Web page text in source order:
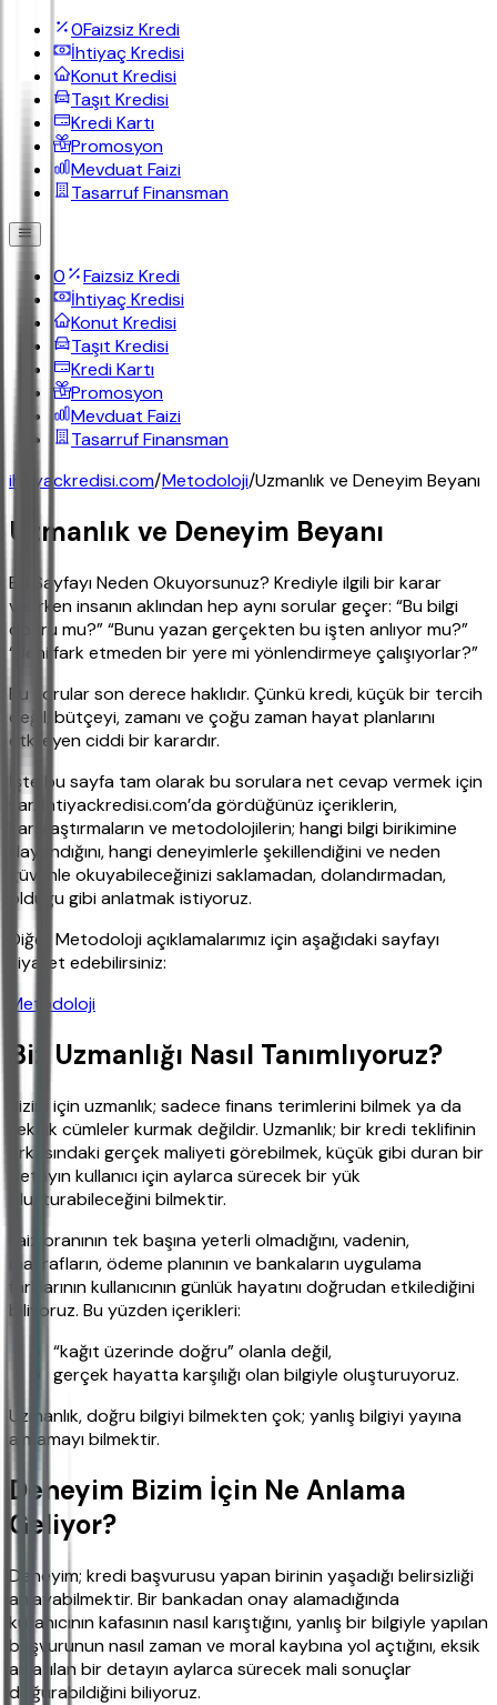
0Faizsiz Kredi
İhtiyaç Kredisi
Konut Kredisi
Taşıt Kredisi
Kredi Kartı
Promosyon
Mevduat Faizi
Tasarruf Finansman
0
Faizsiz Kredi
İhtiyaç Kredisi
Konut Kredisi
Taşıt Kredisi
Kredi Kartı
Promosyon
Mevduat Faizi
Tasarruf Finansman
ihtiyackredisi.com/Metodoloji/Uzmanlık ve Deneyim Beyanı
Uzmanlık ve Deneyim Beyanı
Bu Sayfayı Neden Okuyorsunuz? Krediyle ilgili bir karar
verirken insanın aklından hep aynı sorular geçer: “Bu bilgi
doğru mu?” “Bunu yazan gerçekten bu işten anlıyor mu?”
“Beni fark etmeden bir yere mi yönlendirmeye çalışıyorlar?”
Bu sorular son derece haklıdır. Çünkü kredi, küçük bir tercih
değil; bütçeyi, zamanı ve çoğu zaman hayat planlarını
etkileyen ciddi bir karardır.
İşte bu sayfa tam olarak bu sorulara net cevap vermek için
var. İhtiyackredisi.com’da gördüğünüz içeriklerin,
karşılaştırmaların ve metodolojilerin; hangi bilgi birikimine
dayandığını, hangi deneyimlerle şekillendiğini ve neden
güvenle okuyabileceğinizi saklamadan, dolandırmadan,
olduğu gibi anlatmak istiyoruz.
Diğer Metodoloji açıklamalarımız için aşağıdaki sayfayı
ziyaret edebilirsiniz:
Metodoloji
Biz Uzmanlığı Nasıl Tanımlıyoruz?
Bizim için uzmanlık; sadece finans terimlerini bilmek ya da
teknik cümleler kurmak değildir. Uzmanlık; bir kredi teklifinin
arkasındaki gerçek maliyeti görebilmek, küçük gibi duran bir
detayın kullanıcı için aylarca sürecek bir yük
oluşturabileceğini bilmektir.
Faiz oranının tek başına yeterli olmadığını, vadenin,
masrafların, ödeme planının ve bankaların uygulama
farklarının kullanıcının günlük hayatını doğrudan etkilediğini
biliyoruz. Bu yüzden içerikleri:
“kağıt üzerinde doğru” olanla değil,
gerçek hayatta karşılığı olan bilgiyle oluşturuyoruz.
Uzmanlık, doğru bilgiyi bilmekten çok; yanlış bilgiyi yayına
almamayı bilmektir.
Deneyim Bizim İçin Ne Anlama
Geliyor?
Deneyim; kredi başvurusu yapan birinin yaşadığı belirsizliği
anlayabilmektir. Bir bankadan onay alamadığında
kullanıcının kafasının nasıl karıştığını, yanlış bir bilgiyle yapılan
başvurunun nasıl zaman ve moral kaybına yol açtığını, eksik
anlatılan bir detayın aylarca sürecek mali sonuçlar
doğurabildiğini biliyoruz.